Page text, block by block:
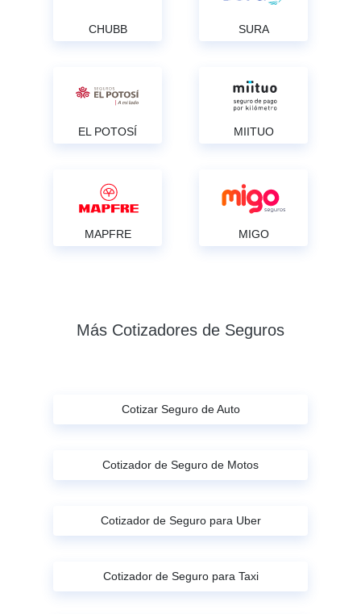
CHUBB SURA
EL POTOSÍ MIITUO
MAPFRE MIGO
Más Cotizadores de Seguros
Cotizar Seguro de Auto
Cotizador de Seguro de Motos
Cotizador de Seguro para Uber
Cotizador de Seguro para Taxi